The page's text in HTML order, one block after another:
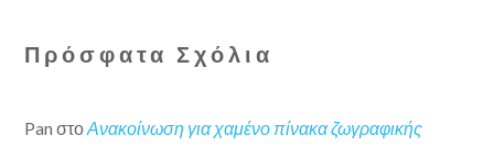
Πρόσφατα Σχόλια
Pan στοΑνακοίνωση για χαμένο πίνακα ζωγραφικής